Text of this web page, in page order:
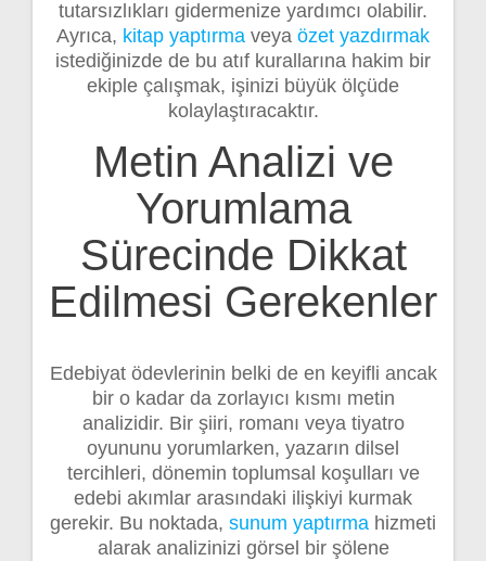
tutarsızlıkları gidermenize yardımcı olabilir.
Ayrıca, kitap yaptırma veya özet yazdırmak
istediğinizde de bu atıf kurallarına hakim bir
ekiple çalışmak, işinizi büyük ölçüde
kolaylaştıracaktır.
Metin Analizi ve
Yorumlama
Sürecinde Dikkat
Edilmesi Gerekenler
Edebiyat ödevlerinin belki de en keyifli ancak
bir o kadar da zorlayıcı kısmı metin
analizidir. Bir şiiri, romanı veya tiyatro
oyununu yorumlarken, yazarın dilsel
tercihleri, dönemin toplumsal koşulları ve
edebi akımlar arasındaki ilişkiyi kurmak
gerekir. Bu noktada, sunum yaptırma hizmeti
alarak analizinizi görsel bir şölene